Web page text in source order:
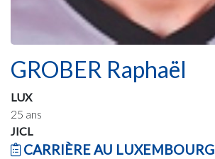
GROBER Raphaël
LUX
25 ans
JICL
CARRIÈRE AU LUXEMBOURG